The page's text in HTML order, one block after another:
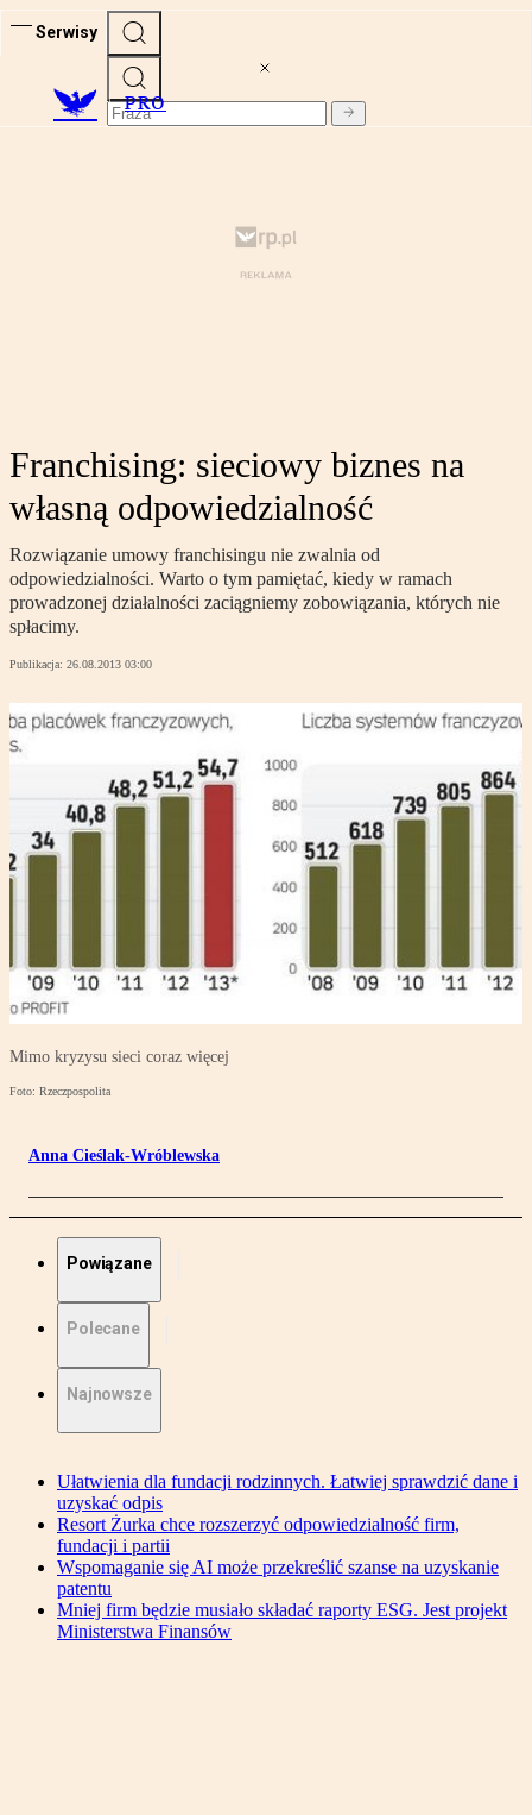
Serwisy
PRO
Franchising: sieciowy biznes na
własną odpowiedzialność
Rozwiązanie umowy franchisingu nie zwalnia od
odpowiedzialności. Warto o tym pamiętać, kiedy w ramach
prowadzonej działalności zaciągniemy zobowiązania, których nie
spłacimy.
Publikacja: 26.08.2013 03:00
Mimo kryzysu sieci coraz więcej
Foto: Rzeczpospolita
Anna Cieślak-Wróblewska
Powiązane
Polecane
Najnowsze
Ułatwienia dla fundacji rodzinnych. Łatwiej sprawdzić dane i
uzyskać odpis
Resort Żurka chce rozszerzyć odpowiedzialność firm,
fundacji i partii
Wspomaganie się AI może przekreślić szanse na uzyskanie
patentu
Mniej firm będzie musiało składać raporty ESG. Jest projekt
Ministerstwa Finansów